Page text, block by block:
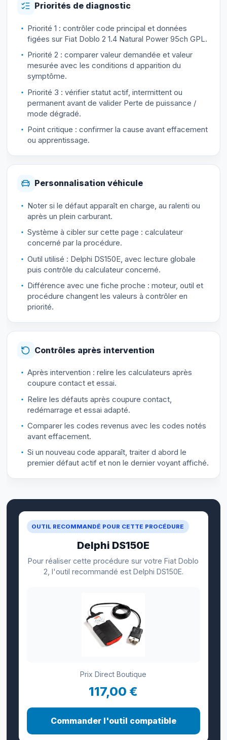
Priorités de diagnostic
Priorité 1 : contrôler code principal et données
figées sur Fiat Doblo 2 1.4 Natural Power 95ch GPL.
Priorité 2 : comparer valeur demandée et valeur
mesurée avec les conditions d apparition du
symptôme.
Priorité 3 : vérifier statut actif, intermittent ou
permanent avant de valider Perte de puissance /
mode dégradé.
Point critique : confirmer la cause avant effacement
ou apprentissage.
Personnalisation véhicule
Noter si le défaut apparaît en charge, au ralenti ou
après un plein carburant.
Système à cibler sur cette page : calculateur
concerné par la procédure.
Outil utilisé : Delphi DS150E, avec lecture globale
puis contrôle du calculateur concerné.
Différence avec une fiche proche : moteur, outil et
procédure changent les valeurs à contrôler en
priorité.
Contrôles après intervention
Après intervention : relire les calculateurs après
coupure contact et essai.
Relire les défauts après coupure contact,
redémarrage et essai adapté.
Comparer les codes revenus avec les codes notés
avant effacement.
Si un nouveau code apparaît, traiter d abord le
premier défaut actif et non le dernier voyant affiché.
OUTIL RECOMMANDÉ POUR CETTE PROCÉDURE
Delphi DS150E
Pour réaliser cette procédure sur votre Fiat Doblo
2, l'outil recommandé est Delphi DS150E.
Prix Direct Boutique
117,00 €
Commander l'outil compatible